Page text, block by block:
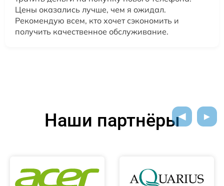
Цены оказались лучше, чем я ожидал.
Рекомендую всем, кто хочет сэкономить и
получить качественное обслуживание.
Наши партнёры